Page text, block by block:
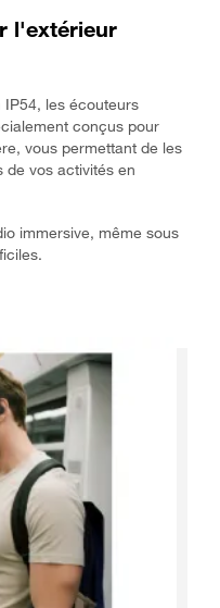
l'extérieur
les écouteurs
conçus pour
vous permettant de les
de vos activités en
immersive, même sous